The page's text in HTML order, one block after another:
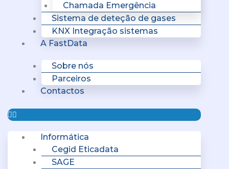
Chamada Emergência
Sistema de deteção de gases
KNX Integração sistemas
A FastData
Sobre nós
Parceiros
Contactos
Informática
Cegid Eticadata
SAGE